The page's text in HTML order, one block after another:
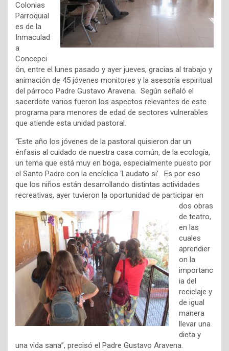
Colonias
Parroquial
es de la
Inmaculad
a
Concepci
ón, entre el lunes pasado y ayer jueves, gracias al trabajo y
animación de 45 jóvenes monitores y la asesoría espiritual
del párroco Padre Gustavo Aravena. Según señaló el
sacerdote varios fueron los aspectos relevantes de este
programa para menores de edad de sectores vulnerables
que atiende esta unidad pastoral.
“Este año los jóvenes de la pastoral quisieron dar un
énfasis al cuidado de nuestra casa común, de la ecología,
un tema que está muy en boga, especialmente puesto por
el Santo Padre con la encíclica ‘Laudato si’. Es por eso
que los niños están desarrollando distintas actividades
recreativas, ayer tuvieron la oportunidad de participar en
dos obras
de teatro,
en las
cuales
aprendier
on la
importanc
ia del
reciclaje y
de igual
manera
llevar una
dieta y
una vida sana”, precisó el Padre Gustavo Aravena.